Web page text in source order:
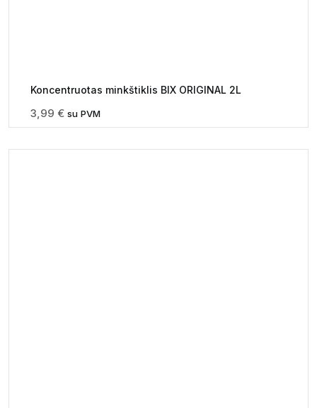
Koncentruotas minkštiklis BIX ORIGINAL 2L
3,99 € su PVM